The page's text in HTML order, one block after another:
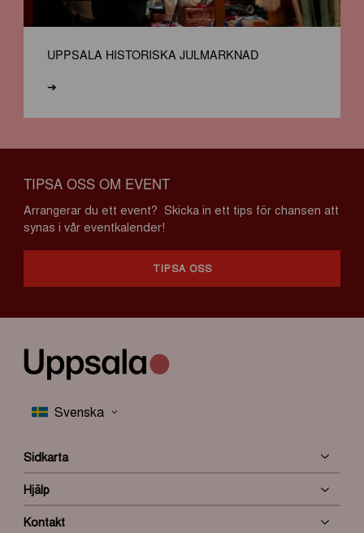
UPPSALA HISTORISKA JULMARKNAD
➔
TIPSA OSS OM EVENT
Arrangerar du ett event? Skicka in ett tips för chansen att
synas i vår eventkalender!
TIPSA OSS
Sidkarta
Hjälp
Kontakt